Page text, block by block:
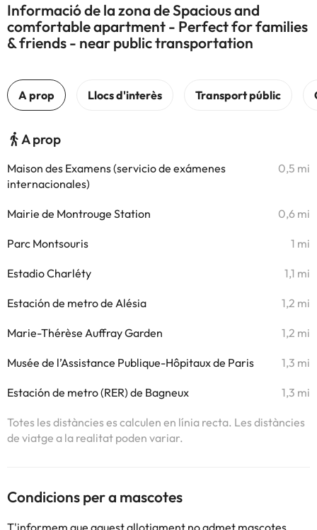
Informació de la zona de Spacious and
comfortable apartment - Perfect for families
& friends - near public transportation
A prop
Maison des Examens (servicio de exámenes
internacionales)
0,5 mi
Mairie de Montrouge Station 0,6 mi
Parc Montsouris 1 mi
Estadio Charléty 1,1 mi
Estación de metro de Alésia 1,2 mi
Marie-Thérèse Auffray Garden 1,2 mi
Musée de l’Assistance Publique-Hôpitaux de Paris 1,3 mi
Estación de metro (RER) de Bagneux 1,3 mi
Totes les distàncies es calculen en línia recta. Les distàncies
de viatge a la realitat poden variar.
Condicions per a mascotes
T'informem que aquest allotjament no admet mascotes.